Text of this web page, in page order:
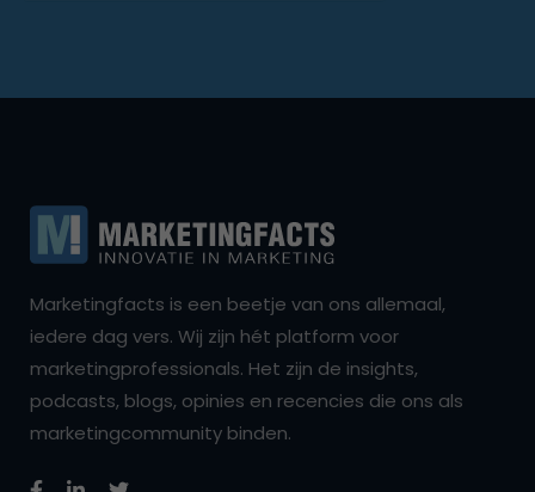
Marketingfacts is een beetje van ons allemaal,
iedere dag vers. Wij zijn hét platform voor
marketingprofessionals. Het zijn de insights,
podcasts, blogs, opinies en recencies die ons als
marketingcommunity binden.